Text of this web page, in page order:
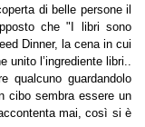
di belle persone il
che "I libri sono
Dinner, la cena in cui
unito l’ingrediente libri..
qualcuno guardandolo
cibo sembra essere un
mai, così si è